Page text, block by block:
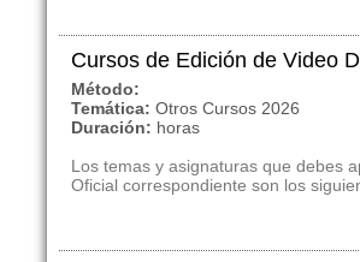
Cursos de Edición de Video
Método:
Temática: Otros Cursos 2026
Duración: horas
Los temas y asignaturas que debes
Oficial correspondiente son los